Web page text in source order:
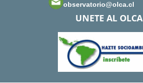
observatorio@olca.cl
UNETE AL OLCA